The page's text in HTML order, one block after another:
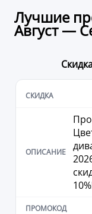
Лучшие
Август —